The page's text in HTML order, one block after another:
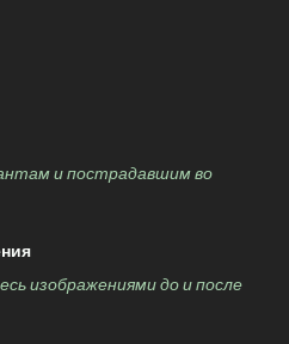
и пострадавшим во
изображениями до и после